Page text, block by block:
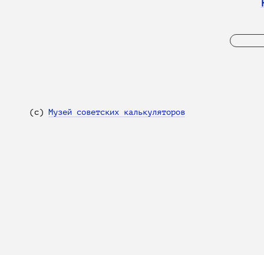
(с) Музей советских калькуляторов